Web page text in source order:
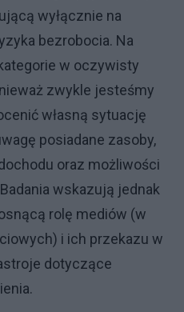
wyłącznie na
bezrobocia. Na
w oczywisty
zwykle jesteśmy
własną sytuację
posiadane zasoby,
oraz możliwości
wskazują jednak
rolę mediów (w
i ich przekazu w
dotyczące